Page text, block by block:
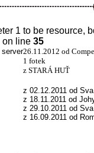
1 to be resource,
on line 35
26.11.2012 od
1 fotek
z STARÁ HUŤ
z 02.12.2011 od
z 18.11.2011 od
z 29.10.2011 od
z 16.09.2011 od